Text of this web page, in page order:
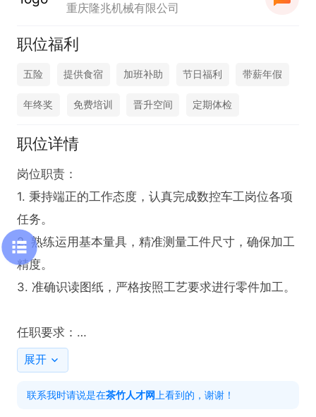
重庆隆兆机械有限公司
职位福利
五险 提供食宿 加班补助 节日福利 带薪年假
年终奖 免费培训 晋升空间 定期体检
职位详情
岗位职责：
1. 秉持端正的工作态度，认真完成数控车工岗位各项
任务。
2. 熟练运用基本量具，精准测量工件尺寸，确保加工
精度。
3. 准确识读图纸，严格按照工艺要求进行零件加工。
任职要求：
1. 具备基本识图能力，能够准确理解图纸要求。
2. 熟练掌握基本量具的使用方法，保证测量结果的准
确性。
展开
联系我时请说是在茶竹人才网 上看到的，谢谢！